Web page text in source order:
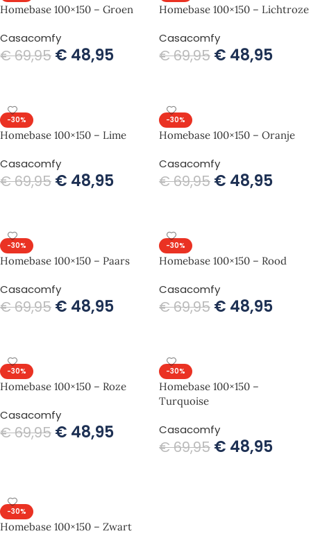
Homebase 100×150 – Groen
Casacomfy
€69,95 € 48,95
Homebase 100×150 – Lichtroze
Casacomfy
€69,95 € 48,95
-30%
Homebase 100×150 – Lime
Casacomfy
€69,95 € 48,95
-30%
Homebase 100×150 – Oranje
Casacomfy
€69,95 € 48,95
-30%
Homebase 100×150 – Paars
Casacomfy
€69,95 € 48,95
-30%
Homebase 100×150 – Rood
Casacomfy
€69,95 € 48,95
-30%
Homebase 100×150 – Roze
Casacomfy
€69,95 € 48,95
-30%
Homebase 100×150 –
Turquoise
Casacomfy
€69,95 € 48,95
-30%
Homebase 100×150 – Zwart